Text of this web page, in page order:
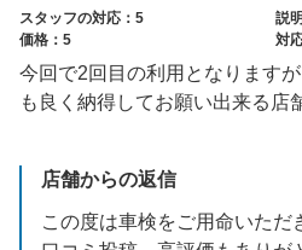
スタッフの対応：5
説
価格：5
対
今回で2回目の利用となります
も良く納得してお願い出来る店
店舗からの返信